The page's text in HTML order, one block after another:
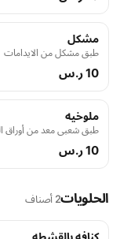
مشكل
طبق مشكل من الايدامات
10 ر.س
ملوخيه
طبق شعبي معد من أوراق
10 ر.س
الحلويات2 أصناف
كنافه بالقشطه